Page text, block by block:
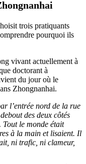
trois pratiquants
pourquoi ils
vivant actuellement à
doctorant à
du jour où le
Zhongnanhai.
l’entrée nord de la rue
des deux côtés
Tout le monde était
à la main et lisaient. Il
ni trafic, ni clameur,